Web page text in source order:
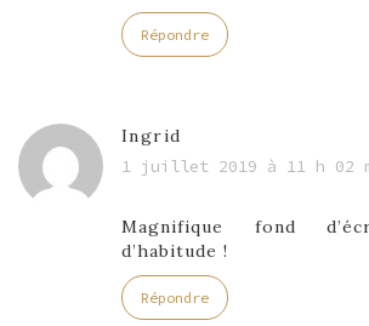
Répondre
Ingrid
1 juillet 2019 à 11 h 02
Magnifique fond
d’habitude !
Répondre